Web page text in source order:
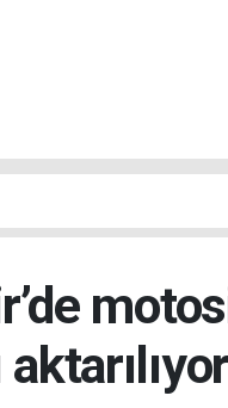
aktarılıyor